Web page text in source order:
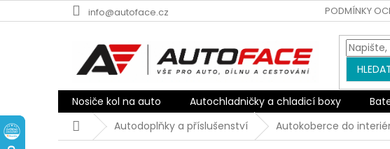
na
info@autoface.cz PODMÍNKY
Nosiče kol na auto Autochladničky a chladicí boxy
DomůAutodoplňky a příslušenství Autokoberce do